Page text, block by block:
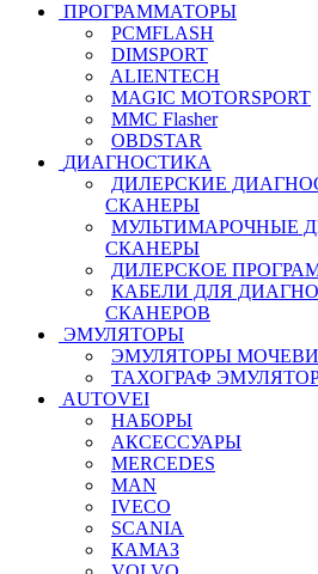
ПРОГРАММАТОРЫ
PCMFLASH
DIMSPORT
ALIENTECH
MAGIC MOTORSPORT
MMC Flasher
OBDSTAR
ДИАГНОСТИКА
ДИЛЕРСКИЕ
СКАНЕРЫ
МУЛЬТИМАРОЧНЫЕ
СКАНЕРЫ
ДИЛЕРСКОЕ
КАБЕЛИ ДЛЯ
СКАНЕРОВ
ЭМУЛЯТОРЫ
ЭМУЛЯТОРЫ
ТАХОГРАФ
AUTOVEI
НАБОРЫ
АКСЕССУАРЫ
MERCEDES
MAN
IVECO
SCANIA
КАМАЗ